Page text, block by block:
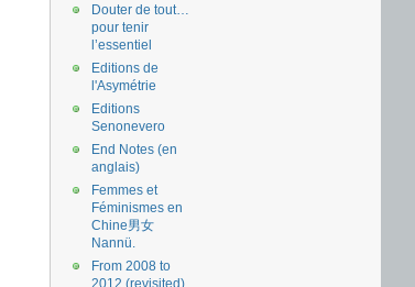
Douter de tout…
pour tenir
l’essentiel
Editions de
l'Asymétrie
Editions
Senonevero
End Notes (en
anglais)
Femmes et
Féminismes en
Chine男女
Nannü.
From 2008 to
2012 (revisited)